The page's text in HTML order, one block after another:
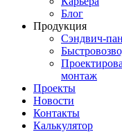
Блог
Продукция
Сэндвич-
монтаж
Проекты
Новости
Контакты
Калькулятор